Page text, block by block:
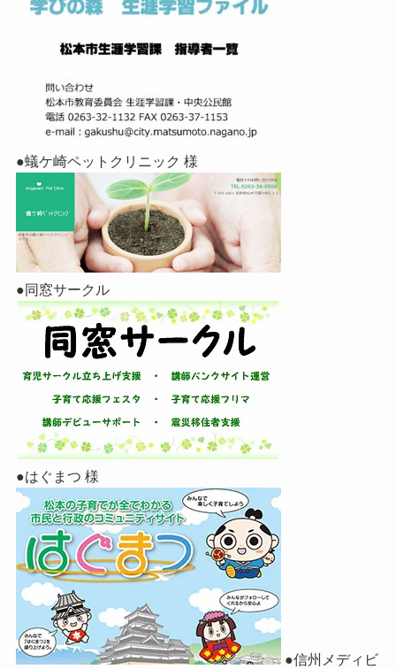
●蟻ケ崎ペットクリニック 様
●同窓サークル
●はぐまつ 様
●信州メディビ